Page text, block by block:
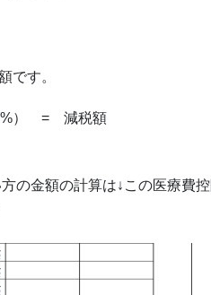
です。
） = 減税額
金額の計算は↓この医療費控